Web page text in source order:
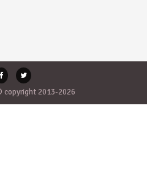
copyright 2013-2026